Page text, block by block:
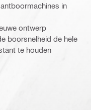
in
ontwerp
boorsnelheid de hele
te houden